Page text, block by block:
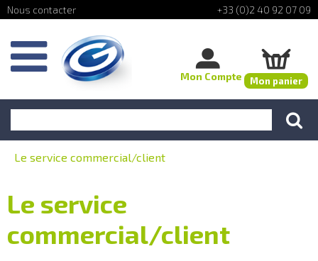
+33 (0)2 40 92 07 09
Mon Compte Mon panier
Le service commercial/client
Le service
commercial/client